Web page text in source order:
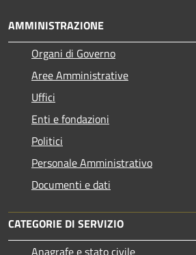
AMMINISTRAZIONE
Organi di Governo
Aree Amministrative
Uffici
Enti e fondazioni
Politici
Personale Amministrativo
Documenti e dati
CATEGORIE DI SERVIZIO